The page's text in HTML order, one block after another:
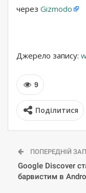
через Gizmodo
Джерело запису:
9
Поділитися
ПОПЕРЕДНІЙ
Google Discover
барвистим в